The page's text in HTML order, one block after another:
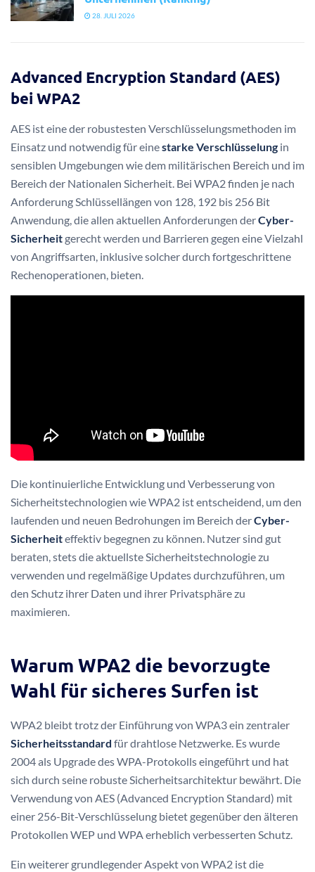
28. JULI 2026
Advanced Encryption Standard (AES)
bei WPA2
AES ist eine der robustesten Verschlüsselungsmethoden im
Einsatz und notwendig für einestarke Verschlüsselung in
sensiblen Umgebungen wie dem militärischen Bereich und im
Bereich der Nationalen Sicherheit. Bei WPA2 finden je nach
Anforderung Schlüssellängen von 128, 192 bis 256 Bit
Anwendung, die allen aktuellen Anforderungen derCyber-
Sicherheit gerecht werden und Barrieren gegen eine Vielzahl
von Angriffsarten, inklusive solcher durch fortgeschrittene
Rechenoperationen, bieten.
Die kontinuierliche Entwicklung und Verbesserung von
Sicherheitstechnologien wie WPA2 ist entscheidend, um den
laufenden und neuen Bedrohungen im Bereich derCyber-
Sicherheiteffektiv begegnen zu können. Nutzer sind gut
beraten, stets die aktuellste Sicherheitstechnologie zu
verwenden und regelmäßige Updates durchzuführen, um
den Schutz ihrer Daten und ihrer Privatsphäre zu
maximieren.
Warum WPA2 die bevorzugte
Wahl für sicheres Surfen ist
WPA2 bleibt trotz der Einführung von WPA3 ein zentraler
Sicherheitsstandard für drahtlose Netzwerke. Es wurde
2004 als Upgrade des WPA-Protokolls eingeführt und hat
sich durch seine robuste Sicherheitsarchitektur bewährt. Die
Verwendung von AES (Advanced Encryption Standard) mit
einer 256-Bit-Verschlüsselung bietet gegenüber den älteren
Protokollen WEP und WPA erheblich verbesserten Schutz.
Ein weiterer grundlegender Aspekt von WPA2 ist die